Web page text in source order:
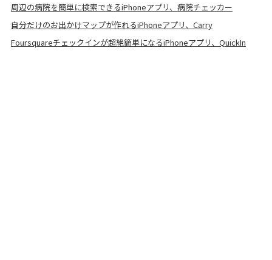
周辺の病院を簡単に検索できるiPhoneアプリ、病院チェッカー
自分だけのお出かけマップが作れるiPhoneアプリ、Carry
Foursquareチェックインが超絶簡単になるiPhoneアプリ、QuickIn